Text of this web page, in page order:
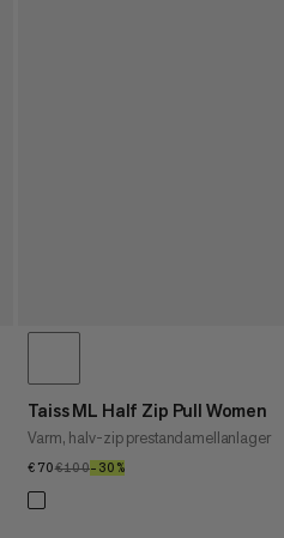
Taiss ML Half Zip Pull Women
Varm, halv-zip prestandamellanlager
€70€70
€100€100
–30%